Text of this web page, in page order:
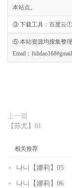
本站点。
③ 下载工具：百度云①
⑤ 本站资源均搜集整理
Email：
上一篇
【苏尤】01
相关推荐
나니【娜莉】05
나니【娜莉】06